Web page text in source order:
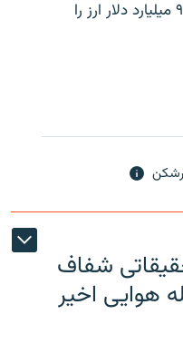
یک نماینده مجلس درباره گم شدن ۹ میلیارد دلار ارز را
شفاف
هوایی اخیر